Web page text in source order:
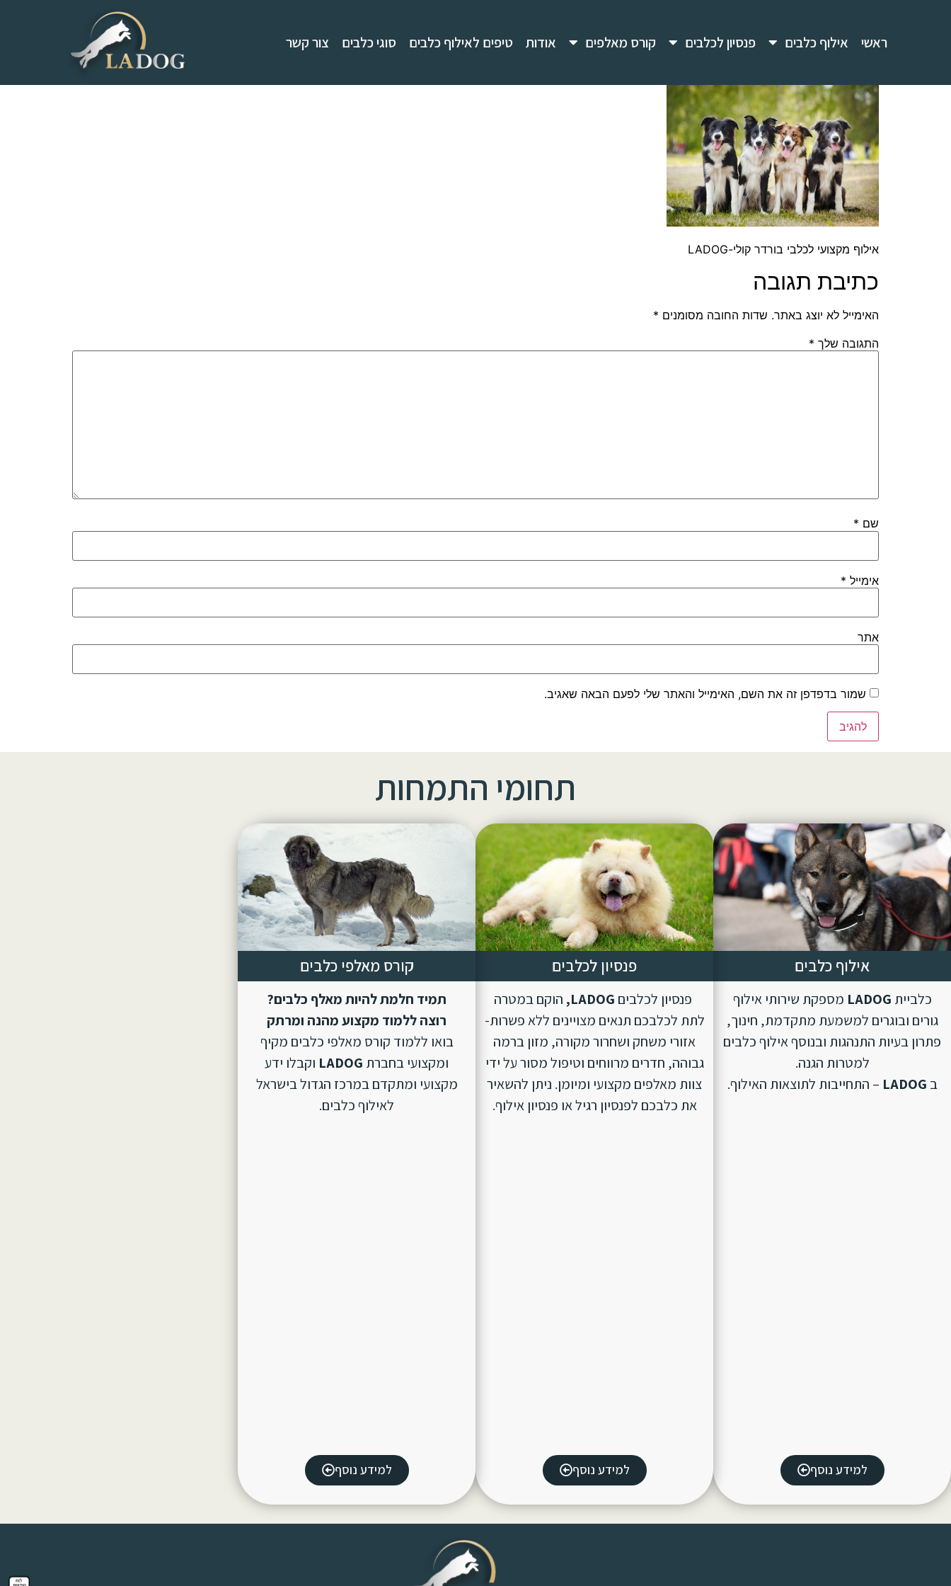
ראשי אילוף כלבים פנסיון לכלבים קורס מאלפים אודות טיפים לאילוף כלבים סוגי כלבים צור קשר
אילוף מקצועי לכלבי בורדר קולי-LADOG
כתיבת תגובה
האימייל לא יוצג באתר. שדות החובה מסומנים *
התגובה שלך *
שם *
אימייל *
אתר
שמור בדפדפן זה את השם, האימייל והאתר שלי לפעם הבאה שאגיב.
תחומי התמחות
אילוף כלבים
כלביית LADOG מספקת שירותי אילוף
גורים ובוגרים למשמעת מתקדמת, חינוך,
פתרון בעיות התנהגות ובנוסף אילוף כלבים
למטרות הגנה.
ב LADOG – התחייבות לתוצאות האילוף.
למידע נוסף
פנסיון לכלבים
פנסיון לכלבים LADOG, הוקם במטרה
לתת לכלבכם תנאים מצויינים ללא פשרות-
אזורי משחק ושחרור מקורה, מזון ברמה
גבוהה, חדרים מרווחים וטיפול מסור על ידי
צוות מאלפים מקצועי ומיומן. ניתן להשאיר
את כלבכם לפנסיון רגיל או פנסיון אילוף.
למידע נוסף
קורס מאלפי כלבים
תמיד חלמת להיות מאלף כלבים?
רוצה ללמוד מקצוע מהנה ומרתק
בואו ללמוד קורס מאלפי כלבים מקיף
ומקצועי בחברת LADOG וקבלו ידע
מקצועי ומתקדם במרכז הגדול בישראל
לאילוף כלבים.
למידע נוסף